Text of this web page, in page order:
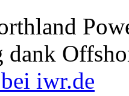
dank
iwr.de